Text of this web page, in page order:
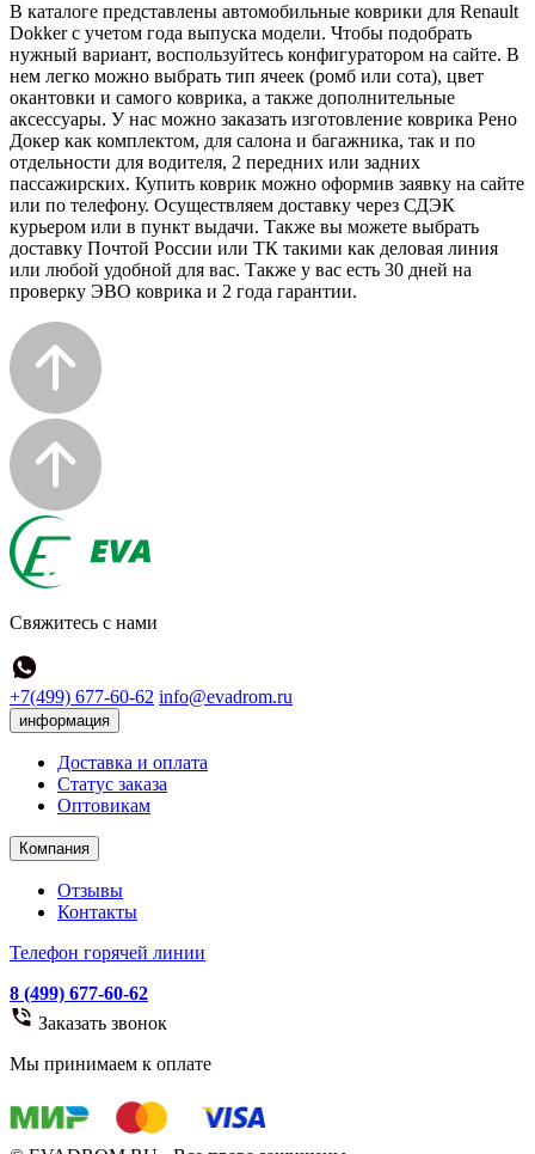
В каталоге представлены автомобильные коврики для Renault
Dokker с учетом года выпуска модели. Чтобы подобрать
нужный вариант, воспользуйтесь конфигуратором на сайте. В
нем легко можно выбрать тип ячеек (ромб или сота), цвет
окантовки и самого коврика, а также дополнительные
аксессуары. У нас можно заказать изготовление коврика Рено
Докер как комплектом, для салона и багажника, так и по
отдельности для водителя, 2 передних или задних
пассажирских. Купить коврик можно оформив заявку на сайте
или по телефону. Осуществляем доставку через СДЭК
курьером или в пункт выдачи. Также вы можете выбрать
доставку Почтой России или ТК такими как деловая линия
или любой удобной для вас. Также у вас есть 30 дней на
проверку ЭВО коврика и 2 года гарантии.
Свяжитесь с нами
+7(499) 677-60-62 info@evadrom.ru
информация
Доставка и оплата
Статус заказа
Оптовикам
Компания
Отзывы
Контакты
Телефон горячей линии
8 (499) 677-60-62
Заказать звонок
Мы принимаем к оплате